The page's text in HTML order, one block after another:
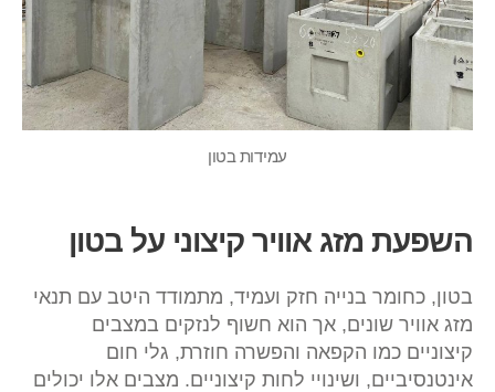
עמידות בטון
השפעת מזג אוויר קיצוני על בטון
בטון, כחומר בנייה חזק ועמיד, מתמודד היטב עם תנאי
מזג אוויר שונים, אך הוא חשוף לנזקים במצבים
קיצוניים כמו הקפאה והפשרה חוזרת, גלי חום
אינטנסיביים, ושינויי לחות קיצוניים. מצבים אלו יכולים